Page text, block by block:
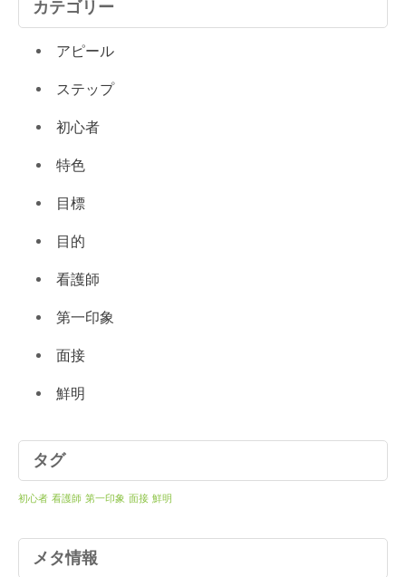
カテゴリー
アピール
ステップ
初心者
特色
目標
目的
看護師
第一印象
面接
鮮明
タグ
初心者 看護師 第一印象 面接 鮮明
メタ情報